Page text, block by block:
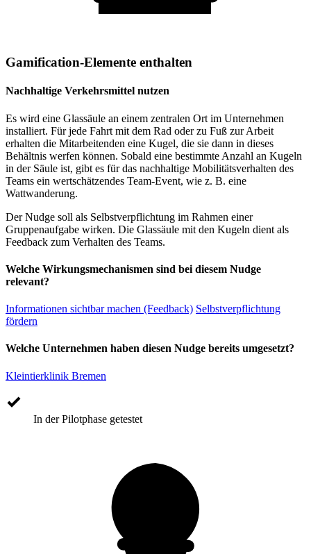
Gamification-Elemente enthalten
Nachhaltige Verkehrsmittel nutzen
Es wird eine Glassäule an einem zentralen Ort im Unternehmen
installiert. Für jede Fahrt mit dem Rad oder zu Fuß zur Arbeit
erhalten die Mitarbeitenden eine Kugel, die sie dann in dieses
Behältnis werfen können. Sobald eine bestimmte Anzahl an Kugeln
in der Säule ist, gibt es für das nachhaltige Mobilitätsverhalten des
Teams ein wertschätzendes Team-Event, wie z. B. eine
Wattwanderung.
Der Nudge soll als Selbstverpflichtung im Rahmen einer
Gruppenaufgabe wirken. Die Glassäule mit den Kugeln dient als
Feedback zum Verhalten des Teams.
Welche Wirkungsmechanismen sind bei diesem Nudge
relevant?
Informationen sichtbar machen (Feedback) Selbstverpflichtung
fördern
Welche Unternehmen haben diesen Nudge bereits umgesetzt?
Kleintierklinik Bremen
In der Pilotphase getestet